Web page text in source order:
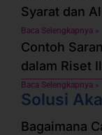
Syarat dan
Baca Selengkapnya »
Contoh
dalam Riset
Baca Selengkapnya »
Solusi
Bagaimana